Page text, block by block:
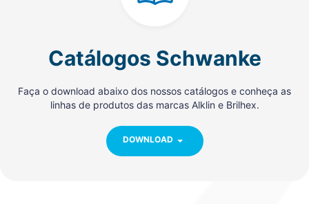
Catálogos Schwanke
Faça o download abaixo dos nossos catálogos e conheça as
linhas de produtos das marcas Alklin e Brilhex.
DOWNLOAD